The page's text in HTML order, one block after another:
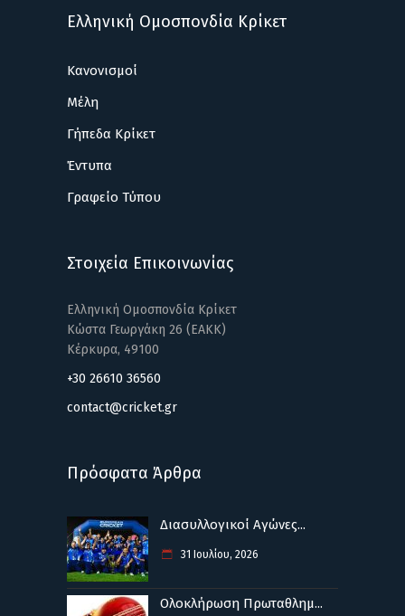
Ελληνική Ομοσπονδία Κρίκετ
Κανονισμοί
Μέλη
Γήπεδα Κρίκετ
Έντυπα
Γραφείο Τύπου
Στοιχεία Επικοινωνίας
Ελληνική Ομοσπονδία Κρίκετ
Κώστα Γεωργάκη 26 (ΕΑΚΚ)
Κέρκυρα, 49100
+30 26610 36560
contact@cricket.gr
Πρόσφατα Άρθρα
Διασυλλογικοί Αγώνες...
31 Ιουλίου, 2026
Ολοκλήρωση Πρωταθλημ...